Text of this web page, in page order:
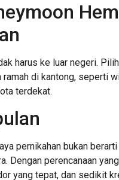
harus ke luar negeri.
ramah di kantong, seperti
terdekat.
pernikahan bukan
Dengan perencanaan
yang tepat, dan sedikit